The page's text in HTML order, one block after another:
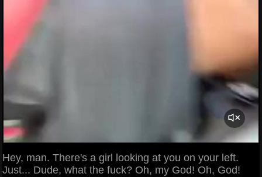
Hey, man. There's a girl looking at you on your left.
Just... Dude, what the fuck? Oh, my God! Oh, God!